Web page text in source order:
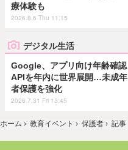
療体験も
2026.8.6 Thu 11:15
デジタル生活
Google、アプリ向け年齢確認
APIを年内に世界展開…未成年
者保護を強化
2026.7.31 Fri 13:45
ホーム › 教育イベント › 保護者 › 記事